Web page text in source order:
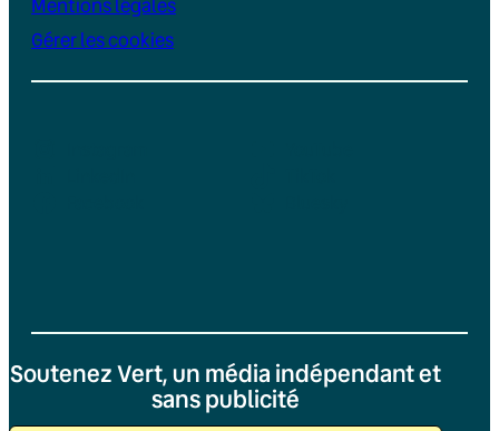
Mentions légales
Gérer les cookies
Soutenez Vert, un média indépendant et
sans publicité